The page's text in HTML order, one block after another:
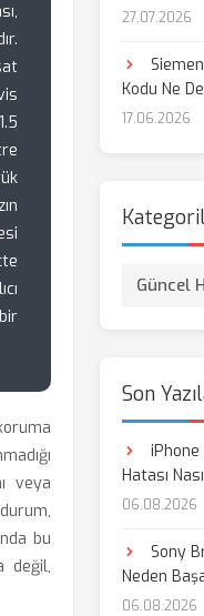
veya
bu
değil,
27.07.2026
Kodu Ne
17.06.2026
Güncel
Son
iPhone
Hatası
06.08.2026
Sony
Neden
06.08.2026